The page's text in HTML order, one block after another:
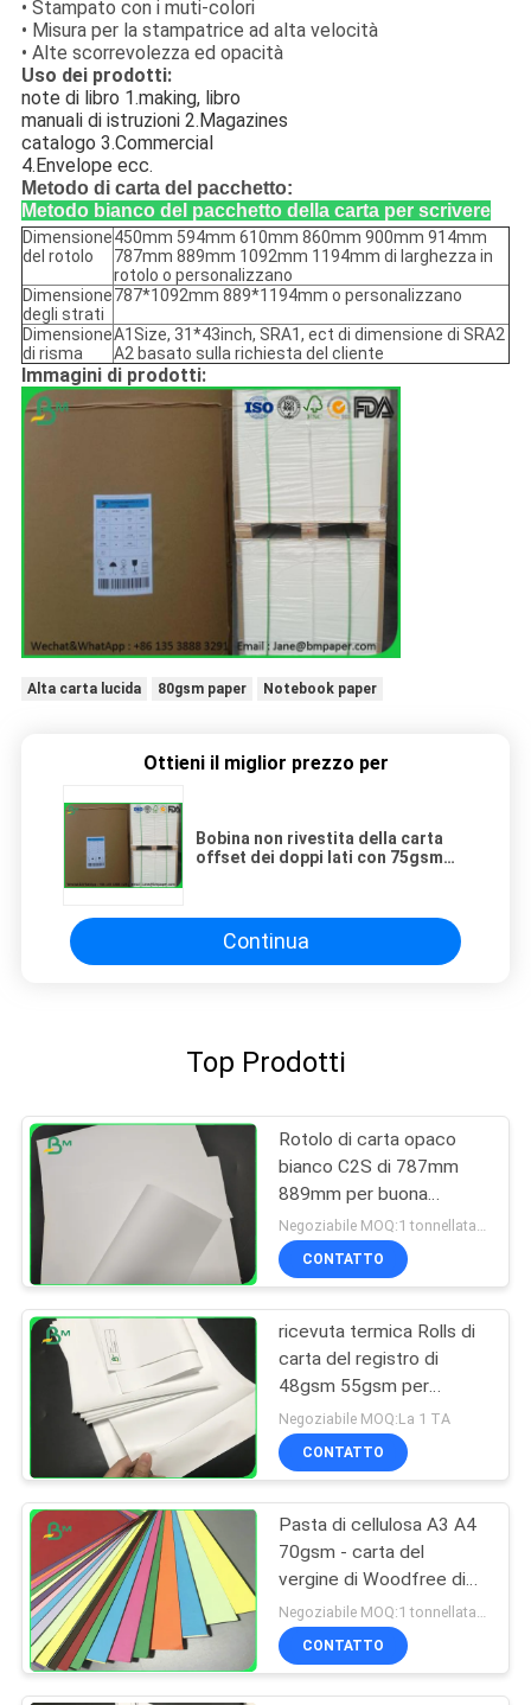
• Stampato con i muti-colori
• Misura per la stampatrice ad alta velocità
• Alte scorrevolezza ed opacità
Uso dei prodotti:
note di libro 1.making, libro
manuali di istruzioni 2.Magazines
catalogo 3.Commercial
4.Envelope ecc.
Metodo di carta del pacchetto:
Metodo bianco del pacchetto della carta per scrivere
Dimensione
del rotolo
450mm 594mm 610mm 860mm 900mm 914mm
787mm 889mm 1092mm 1194mm di larghezza in
rotolo o personalizzano
Dimensione
degli strati
787*1092mm 889*1194mm o personalizzano
Dimensione
di risma
A1Size, 31*43inch, SRA1, ect di dimensione di SRA2
A2 basato sulla richiesta del cliente
Immagini di prodotti:
Alta carta lucida 80gsm paper Notebook paper
Ottieni il miglior prezzo per
Bobina non rivestita della carta
offset dei doppi lati con 75gsm
Continua
Top Prodotti
Rotolo di carta opaco
bianco C2S di 787mm
889mm per buona
stampa del materiale
illustrativo
Negoziabile MOQ:1 tonnellata per la dimensione comune & 10 tonnellate per la dimensione speciale
CONTATTO
ricevuta termica Rolls di
carta del registro di
48gsm 55gsm per
stampa di BANCOMAT di
posizione
Negoziabile MOQ:La 1 TA
CONTATTO
Pasta di cellulosa A3 A4
70gsm - carta del
vergine di Woodfree di
colore 250gsm per la
cartolina
CONTATTO